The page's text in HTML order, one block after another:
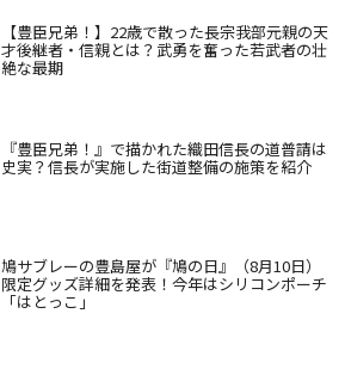
【豊臣兄弟！】22歳で散った長宗我部元親の天
才後継者・信親とは？武勇を奮った若武者の壮
絶な最期
『豊臣兄弟！』で描かれた織田信長の道普請は
史実？信長が実施した街道整備の施策を紹介
鳩サブレーの豊島屋が『鳩の日』（8月10日）
限定グッズ詳細を発表！今年はシリコンポーチ
「はとっこ」